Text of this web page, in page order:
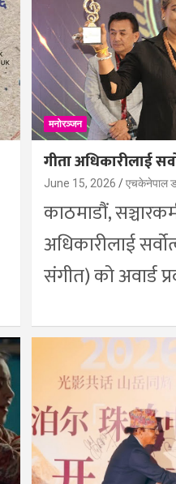
मनोरञ्जन
गीता अधिकारीलाई
June 15, 2026 एचकेनेपाल
काठमाडौं,
अधिकारीलाई
संगीत) को अवार्ड